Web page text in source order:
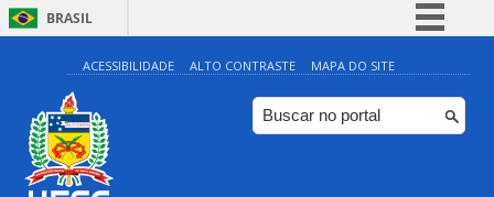
BRASIL
Simplifique!
Comunica BR
Participe
ACESSIBILIDADE ALTO CONTRASTE MAPA DO SITE